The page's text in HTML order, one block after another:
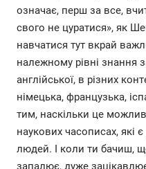
означає, перш за все,
свого не цуратися», як
навчатися тут вкрай
належному рівні знання
англійської, в різних
німецька, французька,
тим, наскільки це
наукових часописах, які
людей. І коли ти бачиш,
запалює, дуже